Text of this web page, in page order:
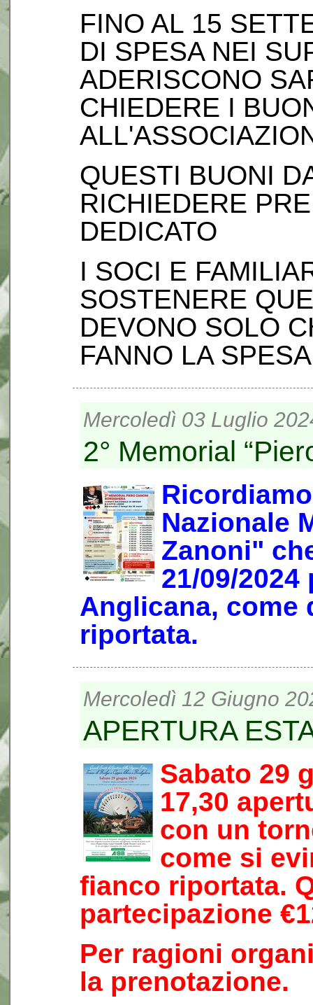
FINO AL 15
DI SPESA NEI
ADERISCONO
CHIEDERE I
QUESTI BUONI
RICHIEDERE
DEDICATO
I SOCI E
SOSTENERE
DEVONO SOLO
FANNO LA
Mercoledì 03 Luglio
2° Memorial
Nazionale
Zanoni"
21/09/
Anglicana, come
riportata.
Mercoledì 12 Giugno
APERTURA
Sabato 29
17,30
con un
come si
fianco riportata.
partecipazione
Per ragioni
la prenotazione.